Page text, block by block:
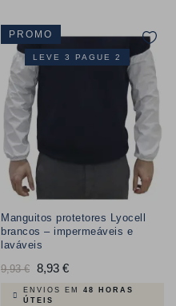
LEVE 3 PAGUE 2
PROMO
Manguitos protetores Lyocell
brancos – impermeáveis e
laváveis
Preço
normal
9,93 € 8,93 €Preço
ENVIOS EM 48 HORAS
ÚTEIS